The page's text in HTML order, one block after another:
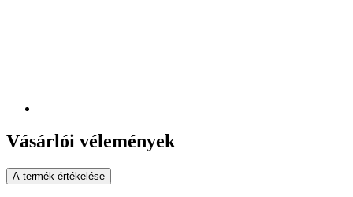
Vásárlói vélemények
A termék értékelése